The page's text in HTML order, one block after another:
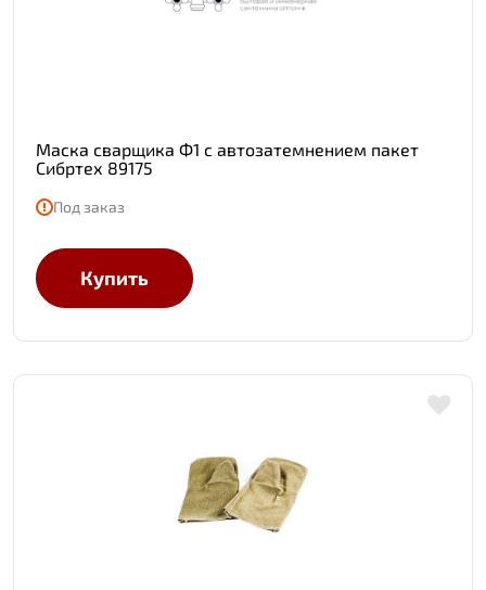
Маска сварщика Ф1 с автозатемнением пакет
Сибртех 89175
Под заказ
Купить